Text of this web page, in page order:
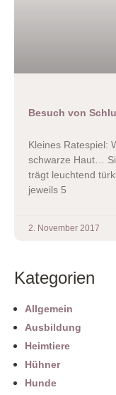
Besuch von
Kleines Ratespiel:
schwarze Haut…
trägt leuchtend
jeweils 5
2. November 2017
Kategorien
Allgemein
Ausbildung
Heimtiere
Hühner
Hunde